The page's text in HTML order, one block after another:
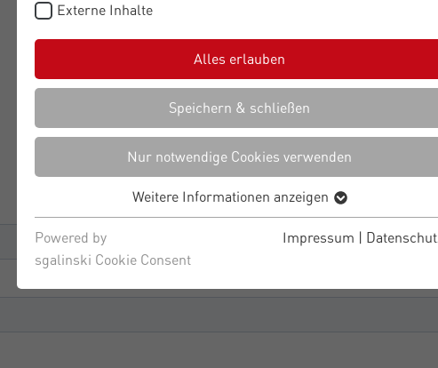
Externe Inhalte
Alles erlauben
Speichern & schließen
Nur notwendige Cookies verwenden
Weitere Informationen anzeigen
Powered by
sgalinski Cookie Consent
Impressum |